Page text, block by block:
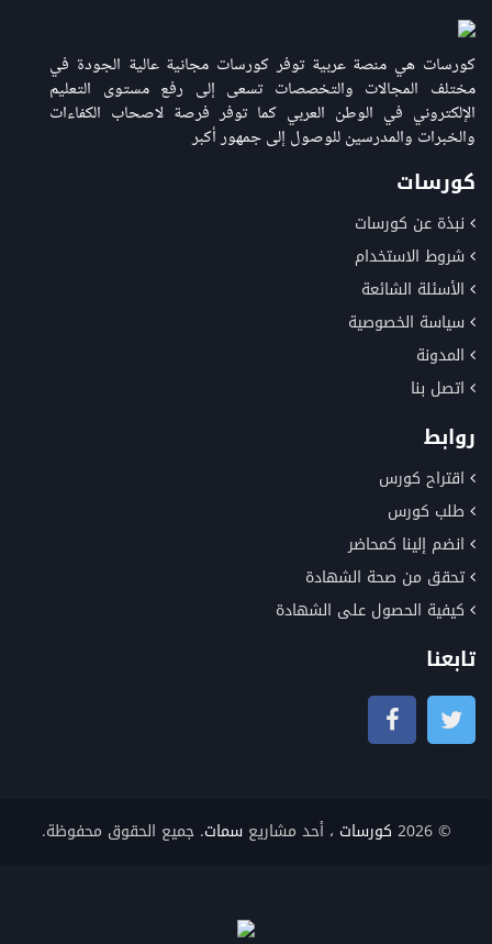
كورسات هي منصة عربية توفر كورسات مجانية عالية الجودة في
مختلف المجالات والتخصصات تسعى إلى رفع مستوى التعليم
الإلكتروني في الوطن العربي كما توفر فرصة لاصحاب الكفاءات
والخبرات والمدرسين للوصول إلى جمهور أكبر
كورسات
نبذة عن كورسات
شروط الاستخدام
الأسئلة الشائعة
سياسة الخصوصية
المدونة
اتصل بنا
روابط
اقتراح كورس
طلب كورس
انضم إلينا كمحاضر
تحقق من صحة الشهادة
كيفية الحصول على الشهادة
تابعنا
© 2026 كورسات ، أحد مشاريعسمات. جميع الحقوق محفوظة.